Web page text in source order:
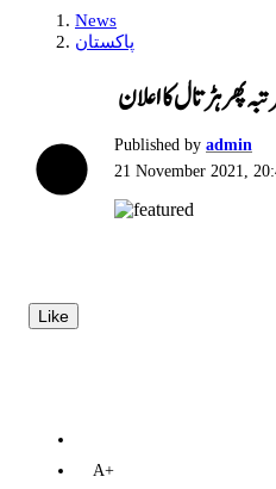
News
پاکستان
پھر ہڑتال کا اعلان
Published by admin
21 November 2021,
Like
A+